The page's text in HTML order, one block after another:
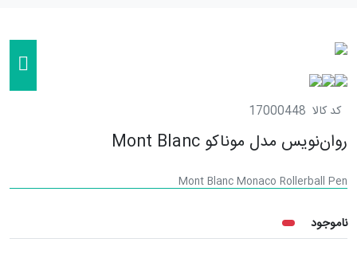
کد کالا 17000448
روان‌نویس مدل موناکو Mont Blanc
Mont Blanc Monaco Rollerball Pen
ناموجود